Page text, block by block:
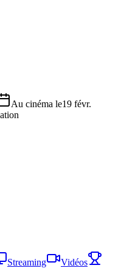
Au cinéma le19 févr.
Streaming
Vidéos